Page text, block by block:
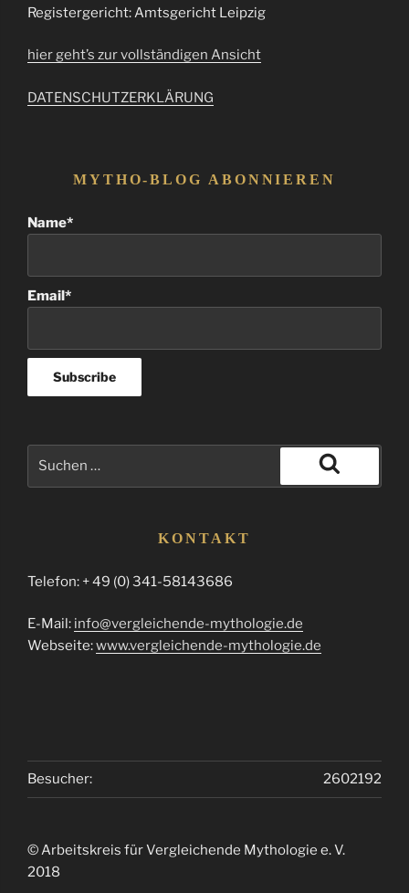
Registergericht: Amtsgericht Leipzig
hier geht’s zur vollständigen Ansicht
DATENSCHUTZERKLÄRUNG
MYTHO-BLOG ABONNIEREN
Name*
Email*
KONTAKT
Telefon: + 49 (0) 341-58143686
E-Mail: info@vergleichende-mythologie.de
Webseite:www.vergleichende-mythologie.de
2602192
Besucher:
© Arbeitskreis für Vergleichende Mythologie e. V.
2018